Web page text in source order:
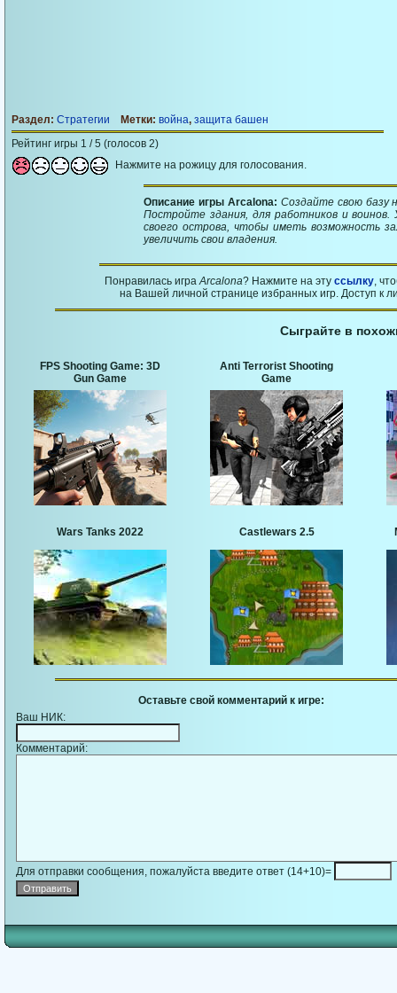
Раздел: Стратегии Метки: война, защита башен
Рейтинг игры 1 / 5 (голосов 2)
Нажмите на рожицу для голосования.
Описание игры Arcalona: Создайте свою базу
Постройте здания, для работников и воинов.
своего острова, чтобы иметь возможность
увеличить свои владения.
Понравилась играArcalona? Нажмите на эту ссылку,
на Вашей личной странице избранных игр. Доступ к
Сыграйте в
FPS Shooting Game: 3D
Gun Game
Anti Terrorist Shooting
Game
Wars Tanks 2022 Castlewars 2.5
Оставьте свой комментарий к игре:
Ваш НИК:
Комментарий:
Для отправки сообщения, пожалуйста введите ответ (14+10)=